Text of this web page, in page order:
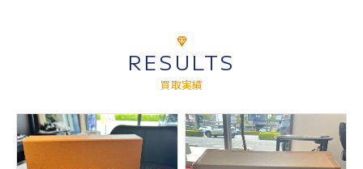
RESULTS
買取実績